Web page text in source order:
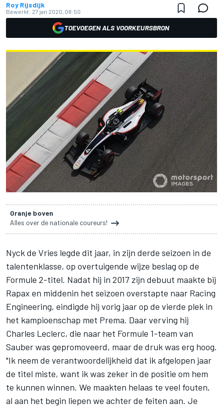
Roy Rijsdijk
Bewerkt: 27 jan 2020, 08:50
TOEVOEGEN ALS VOORKEURSBRON
Oranje boven
Alles over de nationale coureurs!
Nyck de Vries legde dit jaar, in zijn derde seizoen in de
talentenklasse, op overtuigende wijze beslag op de
Formule 2-titel. Nadat hij in 2017 zijn debuut maakte bij
Rapax en middenin het seizoen overstapte naar Racing
Engineering, eindigde hij vorig jaar op de vierde plek in
het kampioenschap met Prema. Daar verving hij
Charles Leclerc, die naar het Formule 1-team van
Sauber was gepromoveerd, maar de druk was erg hoog.
"Ik neem de verantwoordelijkheid dat ik afgelopen jaar
de titel miste, want ik was zeker in de positie om hem
te kunnen winnen. We maakten helaas te veel fouten,
al aan het begin liepen we achter de feiten aan. Je